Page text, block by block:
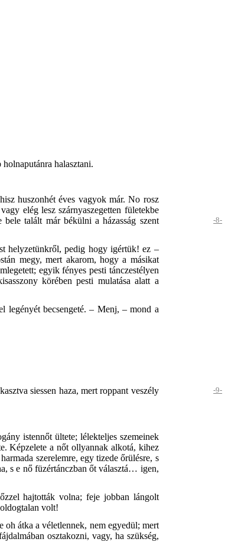
halasztani.
huszonhét éves vagyok már. No rosz
elég lesz szárnyaszegetten fületekbe
-8-
talált már békülni a házasság szent
helyzetünkről, pedig hogy igértük! ez –
megy, mert akarom, hogy a másikat
egyik fényes pesti tánczestélyen
körében pesti mulatása alatt a
becsengeté. – Menj, – mond a
-9-
siessen haza, mert roppant veszély
istennőt ültete; lélekteljes szemeinek
Képzelete a nőt ollyannak alkotá, kihez
szerelemre, egy tizede őrülésre, s
s e nő füzértánczban őt választá… igen,
hajtották volna; feje jobban lángolt
volt!
átka a véletlennek, nem egyedül; mert
osztakozni, vagy, ha szükség,